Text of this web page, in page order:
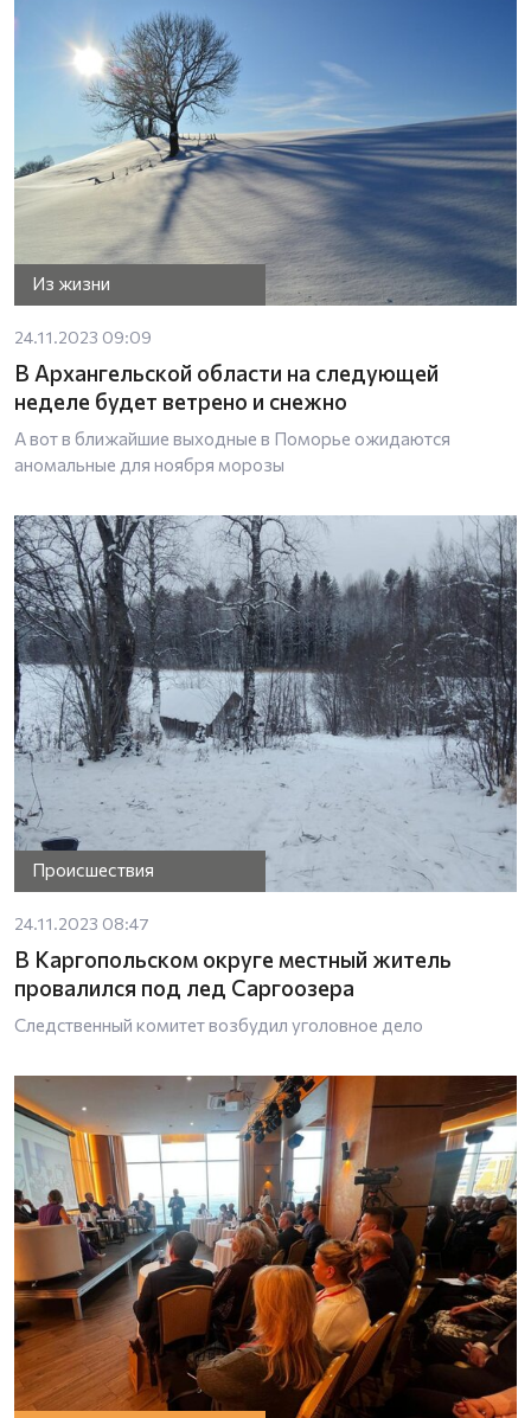
Из жизни
24.11.2023 09:09
В Архангельской области на следующей
неделе будет ветрено и снежно
А вот в ближайшие выходные в Поморье ожидаются
аномальные для ноября морозы
Происшествия
24.11.2023 08:47
В Каргопольском округе местный житель
провалился под лед Саргоозера
Следственный комитет возбудил уголовное дело